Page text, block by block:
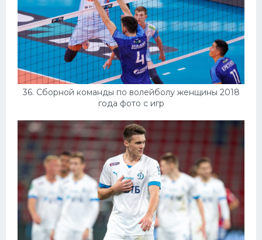
36. Сборной команды по волейболу женщины 2018
года фото с игр